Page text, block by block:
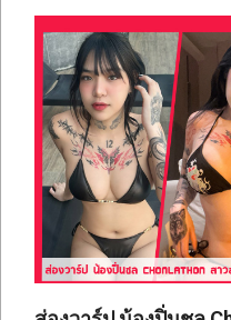
สวย
มีชื่อ
เสียง
คน
ดัง
คน
กระแส
เซ็กซี่
Navigation